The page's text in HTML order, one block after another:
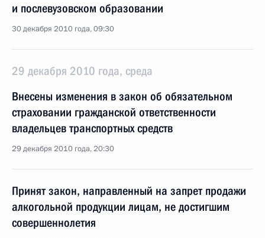
и послевузовском образовании
30 декабря 2010 года, 09:30
29 декабря 2010 года, среда
Внесены изменения в закон об обязательном
страховании гражданской ответственности
владельцев транспортных средств
29 декабря 2010 года, 20:30
Принят закон, направленный на запрет продажи
алкогольной продукции лицам, не достигшим
совершеннолетия